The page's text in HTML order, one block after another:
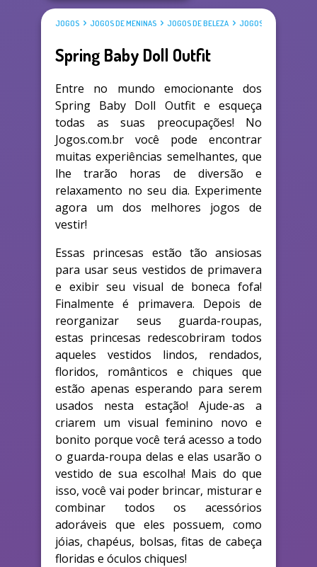
JOGOS JOGOS DE MENINAS JOGOS DE BELEZA JOGOS DE VESTIR
Spring Baby Doll Outfit
Entre no mundo emocionante dos
Spring Baby Doll Outfit e esqueça
todas as suas preocupações! No
Jogos.com.br você pode encontrar
muitas experiências semelhantes, que
lhe trarão horas de diversão e
relaxamento no seu dia. Experimente
agora um dos melhores jogos de
vestir!
Essas princesas estão tão ansiosas
para usar seus vestidos de primavera
e exibir seu visual de boneca fofa!
Finalmente é primavera. Depois de
reorganizar seus guarda-roupas,
estas princesas redescobriram todos
aqueles vestidos lindos, rendados,
floridos, românticos e chiques que
estão apenas esperando para serem
usados nesta estação! Ajude-as a
criarem um visual feminino novo e
bonito porque você terá acesso a todo
o guarda-roupa delas e elas usarão o
vestido de sua escolha! Mais do que
isso, você vai poder brincar, misturar e
combinar todos os acessórios
adoráveis que eles possuem, como
jóias, chapéus, bolsas, fitas de cabeça
floridas e óculos chiques!